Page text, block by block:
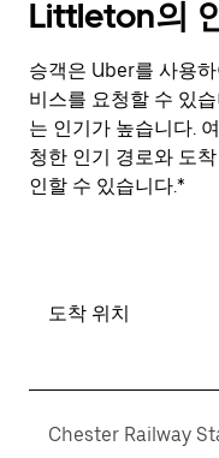
Littleton의
승객은 Uber를 사용
비스를 요청할 수 있
는 인기가 높습니다.
청한 인기 경로와 도
인할 수 있습니다.*
도착 위치
Chester Railway